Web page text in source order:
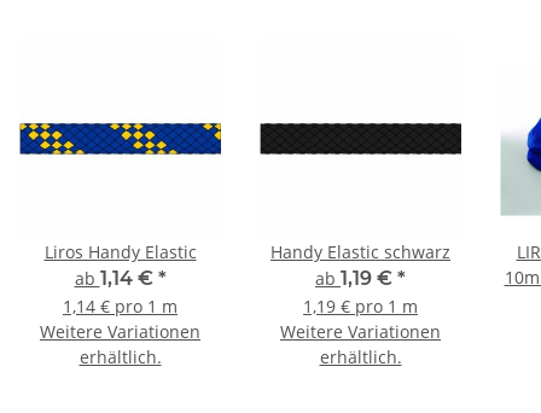
Liros Handy Elastic
ab 1,14 € *
1,14 € pro 1 m
Weitere Variationen
erhältlich.
Handy Elastic schwarz
ab 1,19 € *
1,19 € pro 1 m
Weitere Variationen
erhältlich.